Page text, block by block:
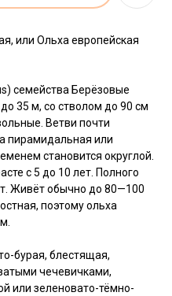
или Ольха европейская
семейства Берёзовые
35 м, со стволом до 90 см
Ветви почти
пирамидальная или
становится округлой.
с 5 до 10 лет. Полного
Живёт обычно до 80—100
поэтому ольха
бурая, блестящая,
чечевичками,
или зеленовато-тёмно-